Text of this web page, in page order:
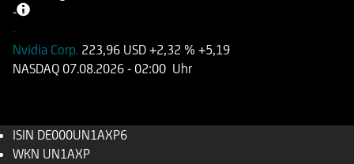
--
-
Nvidia Corp. 223,96 USD +2,32 % +5,19
NASDAQ 07.08.2026 - 02:00 Uhr
ISIN DE000UN1AXP6
WKN UN1AXP